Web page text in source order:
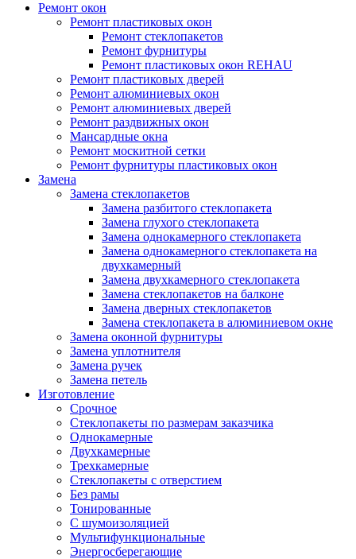
Ремонт окон
Ремонт пластиковых окон
Ремонт стеклопакетов
Ремонт фурнитуры
Ремонт пластиковых окон REHAU
Ремонт пластиковых дверей
Ремонт алюминиевых окон
Ремонт алюминиевых дверей
Ремонт раздвижных окон
Мансардные окна
Ремонт москитной сетки
Ремонт фурнитуры пластиковых окон
Замена
Замена стеклопакетов
Замена разбитого стеклопакета
Замена глухого стеклопакета
Замена однокамерного стеклопакета
Замена однокамерного стеклопакета на
двухкамерный
Замена двухкамерного стеклопакета
Замена стеклопакетов на балконе
Замена дверных стеклопакетов
Замена стеклопакета в алюминиевом окне
Замена оконной фурнитуры
Замена уплотнителя
Замена ручек
Замена петель
Изготовление
Срочное
Стеклопакеты по размерам заказчика
Однокамерные
Двухкамерные
Трехкамерные
Стеклопакеты с отверстием
Без рамы
Тонированные
С шумоизоляцией
Мультифункциональные
Энергосберегающие